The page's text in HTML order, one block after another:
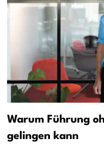
Warum Führung
gelingen kann